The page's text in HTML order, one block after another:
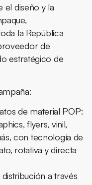
el diseño y la
la República
de
estratégico de
de material POP:
flyers, vinil,
con tecnología de
rotativa y directa
a través